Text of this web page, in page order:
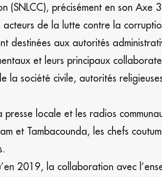
(SNLCC), précisément en son Axe
de la lutte contre la
destinées aux autorités
et leurs principaux
la société civile, autorités
presse locale et les radios
et Tambacounda, les chefs
2019, la collaboration avec